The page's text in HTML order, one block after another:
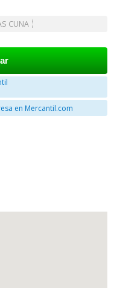
CUNA
en Mercantil.com